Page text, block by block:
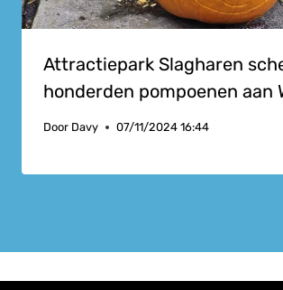
Attractiepark Slagharen
honderden pompoenen aan
Door Davy 07/11/2024 16:44